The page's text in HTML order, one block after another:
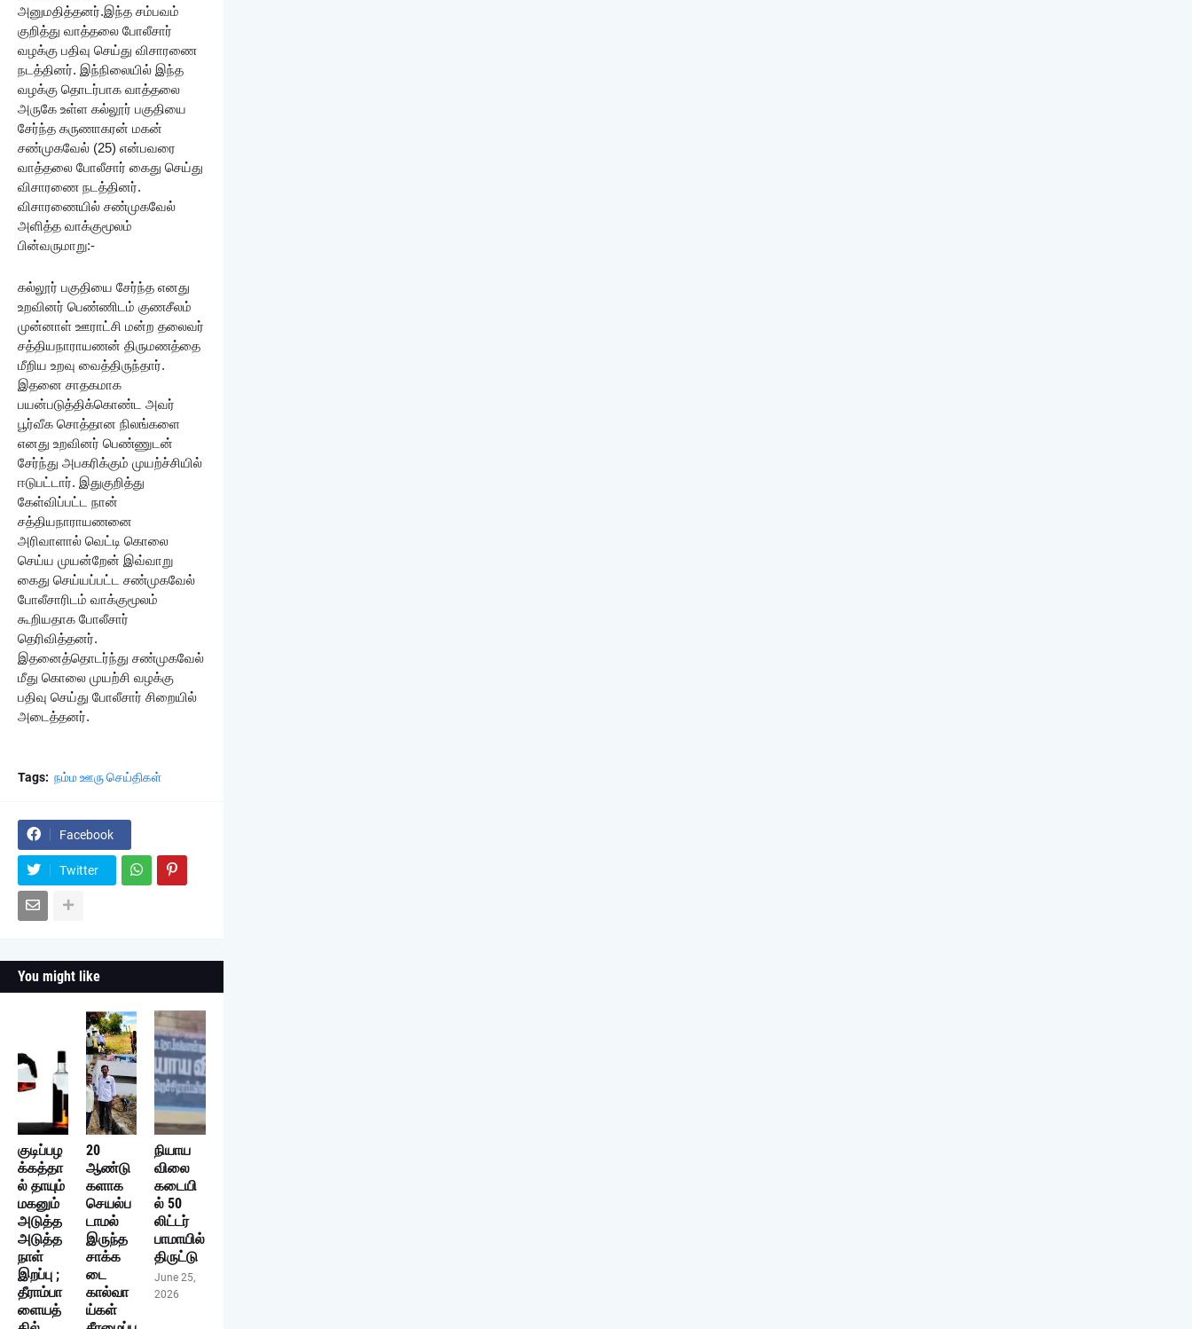
அனுமதித்தனர்.இந்த சம்பவம்
குறித்து வாத்தலை போலீசார்
வழக்கு பதிவு செய்து விசாரணை
நடத்தினர். இந்நிலையில் இந்த
வழக்கு தொடர்பாக வாத்தலை
அருகே உள்ள கல்லூர் பகுதியை
சேர்ந்த கருணாகரன் மகன்
சண்முகவேல் (25) என்பவரை
வாத்தலை போலீசார் கைது செய்து
விசாரணை நடத்தினர்.
விசாரணையில் சண்முகவேல்
அளித்த வாக்குமூலம்
பின்வருமாறு:-
கல்லூர் பகுதியை சேர்ந்த எனது
உறவினர் பெண்ணிடம் குணசீலம்
முன்னாள் ஊராட்சி மன்ற தலைவர்
சத்தியநாராயணன் திருமணத்தை
மீறிய உறவு வைத்திருந்தார்.
இதனை சாதகமாக
பயன்படுத்திக்கொண்ட அவர்
பூர்வீக சொத்தான நிலங்களை
எனது உறவினர் பெண்ணுடன்
சேர்ந்து அபகரிக்கும் முயற்ச்சியில்
ஈடுபட்டார். இதுகுறித்து
கேள்விப்பட்ட நான்
சத்தியநாராயணனை
அரிவாளால் வெட்டி கொலை
செய்ய முயன்றேன் இவ்வாறு
கைது செய்யப்பட்ட சண்முகவேல்
போலீசாரிடம் வாக்குமூலம்
கூறியதாக போலீசார்
தெரிவித்தனர்.
இதனைத்தொடர்ந்து சண்முகவேல்
மீது கொலை முயற்சி வழக்கு
பதிவு செய்து போலீசார் சிறையில்
அடைத்தனர்.
Tags: நம்ம ஊரு செய்திகள்
Facebook
Twitter
You might like
குடிப்பழ
க்கத்தா
ல் தாயும்
மகனும்
அடுத்த
அடுத்த
நாள்
இறப்பு ;
தீராம்பா
ளையத்
20
ஆண்டு
களாக
செயல்ப
டாமல்
இருந்த
சாக்க
டை
கால்வா
ய்கள்
நியாய
விலை
கடையி
ல் 50
லிட்டர்
பாமாயில்
திருட்டு
June 25,
2026